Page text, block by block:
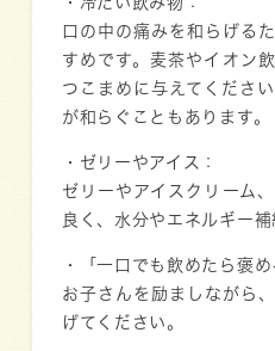
口の中の痛みを和らげる
すめです。麦茶やイオン
つこまめに与えてくださ
が和らぐこともあります。
・ ゼリーやアイス ：
ゼリーやアイスクリーム
良く、水分やエネルギー補
・ 「一口でも飲めたら褒め
お子さんを励ましながら
げてください。